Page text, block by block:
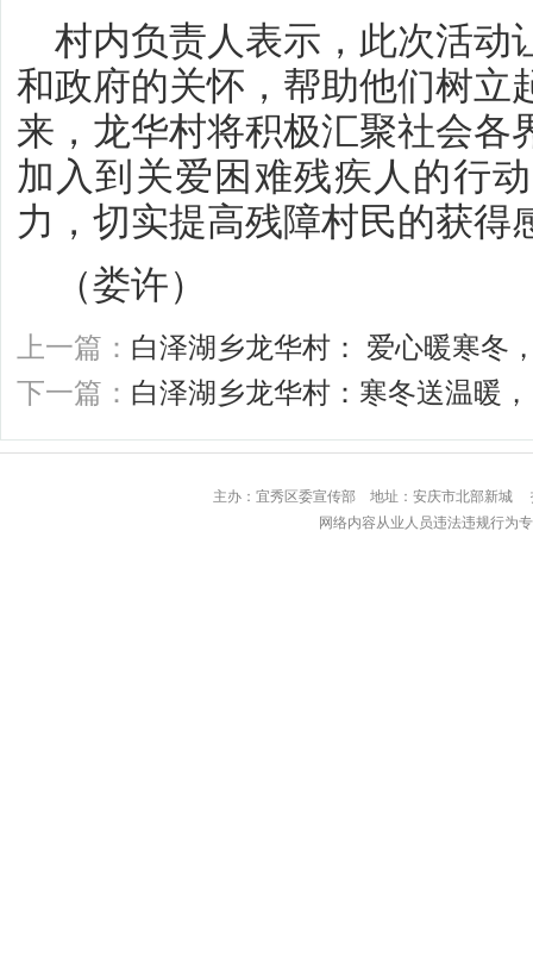
村内负责人表示，此次活动
和政府的关怀，帮助他们树立
来，龙华村将积极汇聚社会各
加入到关爱困难残疾人的行
力，切实提高残障村民的获得
（娄许）
上一篇： 白泽湖乡龙华村： 爱心暖寒冬
下一篇： 白泽湖乡龙华村：寒冬送温暖
主办：宜秀区委宣传部 地址：安庆市北
网络内容从业人员违法违规行